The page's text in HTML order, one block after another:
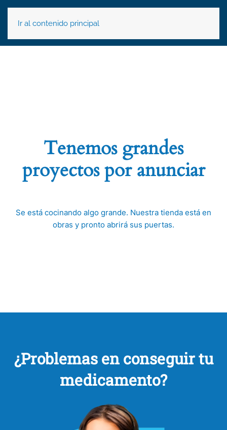
Ir al contenido principal
Tenemos grandes
proyectos por anunciar
Se está cocinando algo grande. Nuestra tienda está en
obras y pronto abrirá sus puertas.
¿Problemas en conseguir tu
medicamento?